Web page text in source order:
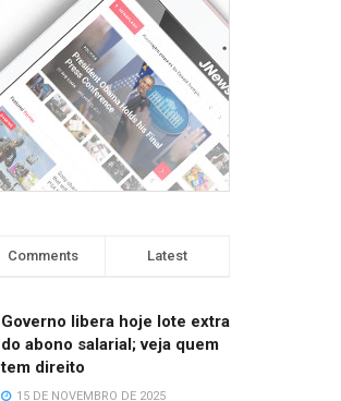
Comments Latest
Governo libera hoje lote extra
do abono salarial; veja quem
tem direito
15 DE NOVEMBRO DE 2025